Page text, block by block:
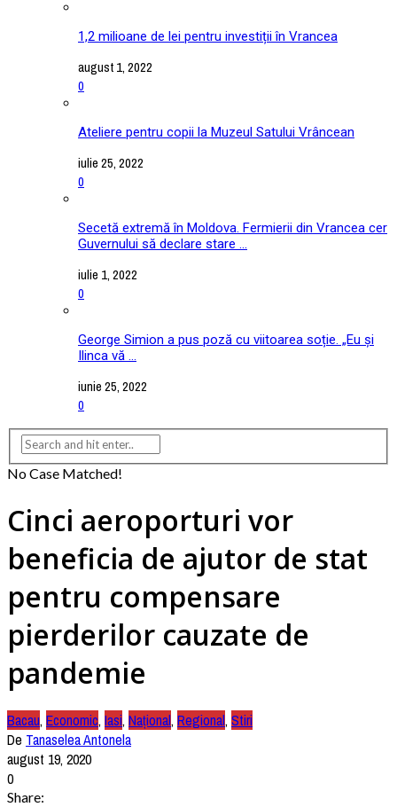
1,2 milioane de lei pentru investiții în Vrancea
august 1, 2022
0
Ateliere pentru copii la Muzeul Satului Vrâncean
iulie 25, 2022
0
Secetă extremă în Moldova. Fermierii din Vrancea cer
Guvernului să declare stare ...
iulie 1, 2022
0
George Simion a pus poză cu viitoarea soție. „Eu și
Ilinca vă ...
iunie 25, 2022
0
No Case Matched!
Cinci aeroporturi vor
beneficia de ajutor de stat
pentru compensare
pierderilor cauzate de
pandemie
Bacau, Economic, Iasi, Național, Regional, Stiri
De Tanaselea Antonela
august 19, 2020
0
Share: